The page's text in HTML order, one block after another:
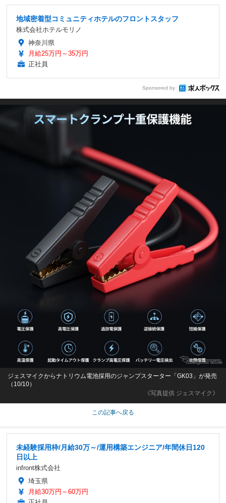
地域密着型コミュニティホテルのフロントスタッフ
株式会社ホテルモリノ
神奈川県
月給25万円～35万円
正社員
Sponsored by
《写真提供 ジェスマイク》
ジェスマイクからナトリウム電池採用のジャンプスターター「GK03」が発売
（10/10）
この記事へ戻る
未経験採用枠/月給30万～/運用構築エンジニア/年間休日120
日以上
infront株式会社
埼玉県
月給30万円～60万円